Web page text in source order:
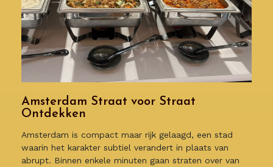
Amsterdam Straat voor Straat
Ontdekken
Amsterdam is compact maar rijk gelaagd, een stad
waarin het karakter subtiel verandert in plaats van
abrupt. Binnen enkele minuten gaan straten over van